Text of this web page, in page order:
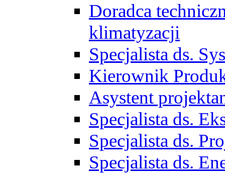
Doradca
klimatyzacji
Specjalista ds.
Kierownik
Asystent
Specjalista ds.
Specjalista ds.
Specjalista ds.